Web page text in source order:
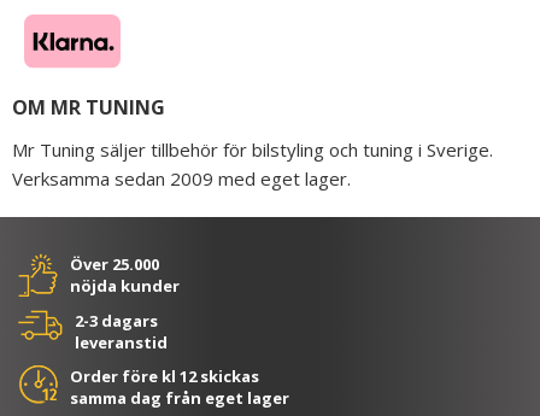
OM MR TUNING
Mr Tuning säljer tillbehör för bilstyling och tuning i Sverige.
Verksamma sedan 2009 med eget lager.
Över 25.000
nöjda kunder
2-3 dagars
leveranstid
Order före kl 12 skickas
samma dag från eget lager